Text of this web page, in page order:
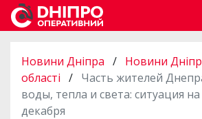
Новини Дніпра / Новини
області / Часть жителей
воды, тепла и света: ситуация
декабря